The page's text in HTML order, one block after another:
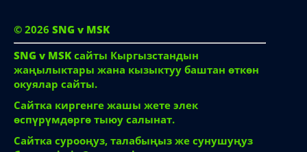
© 2026 SNG v MSK
SNG v MSK сайты Кыргызстандын
жаңылыктары жана кызыктуу баштан өткөн
окуялар сайты.
Сайтка киргенге жашы жете элек
өспүрүмдөргө тыюу салынат.
Сайтка сурооңуз, талабыңыз же сунушуңуз